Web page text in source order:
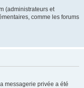
(administrateurs et
comme les forums
messagerie privée a été